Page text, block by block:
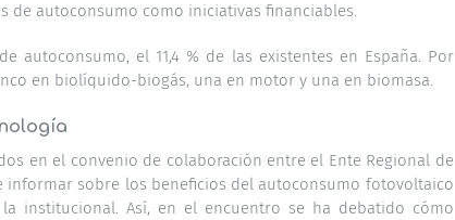
de autoconsumo como iniciativas financiables.
autoconsumo, el 11,4 % de las existentes en España. Por
en biolíquido-biogás, una en motor y una en biomasa.
en el convenio de colaboración entre el Ente Regional de
informar sobre los beneficios del autoconsumo fotovoltaico
institucional. Así, en el encuentro se ha debatido cómo